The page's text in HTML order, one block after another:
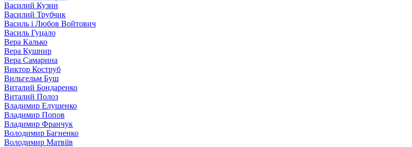
Василий Кузин
Василий Трубчик
Василь і Любов Войтович
Василь Гуцало
Вера Калько
Вера Кушнир
Вера Самарина
Виктор Коструб
Вильгельм Буш
Виталий Бондаренко
Виталий Полоз
Владимир Елушенко
Владимир Попов
Владимир Франчук
Володимир Багненко
Володимир Матвіїв